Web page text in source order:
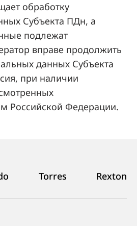
обработку
Субъекта ПДн, а
подлежат
вправе продолжить
данных Субъекта
при наличии
Российской Федерации.
Torres Rexton